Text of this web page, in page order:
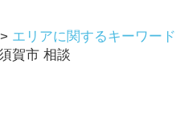
> エリアに関するキーワード
賀市 相談